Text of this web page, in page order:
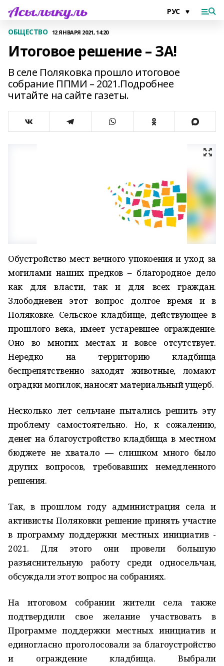
ОБЩЕСТВО 12 ЯНВАРЯ 2021, 14:20
Итоговое решение – ЗА!
В селе Поляковка прошло итоговое
собрание ППМИ – 2021.Подробнее
читайте на сайте газеты.
Обустройство мест вечного упокоения и уход за
могилами наших предков – благородное дело
как для власти, так и для всех граждан.
Злободневен этот вопрос долгое время и в
Поляковке. Сельское кладбище, действующее в
прошлого века, имеет устаревшее ограждение.
Оно во многих местах и вовсе отсутствует.
Нередко на территорию кладбища
беспрепятственно заходят животные, ломают
оградки могилок, наносят материальный ущерб.
Несколько лет сельчане пытались решить эту
проблему самостоятельно. Но, к сожалению,
денег на благоустройство кладбища в местном
бюджете не хватало — слишком много было
других вопросов, требовавших немедленного
решения.
Так, в прошлом году администрация села и
активисты Поляковки решение принять участие
в программу поддержки местных инициатив -
2021. Для этого они провели большую
разъяснительную работу среди односельчан,
обсуждали этот вопрос на собраниях.
На итоговом собрании жители села также
подтвердили свое желание участвовать в
Программе поддержки местных инициатив и
единогласно проголосовали за благоустройство
и ограждение кладбища. Выбрали